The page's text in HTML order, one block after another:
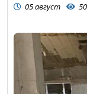
05 август 50